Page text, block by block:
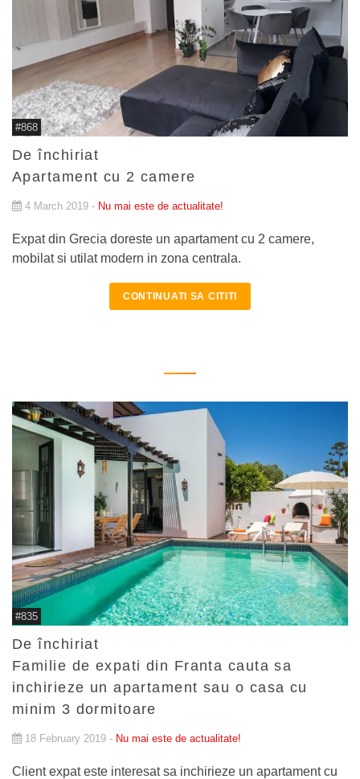
#868
De închiriat
Apartament cu 2 camere
4 March 2019 - Nu mai este de actualitate!
Expat din Grecia doreste un apartament cu 2 camere,
mobilat si utilat modern in zona centrala.
CONTINUATI SA CITITI
#835
De închiriat
Familie de expati din Franta cauta sa
inchirieze un apartament sau o casa cu
minim 3 dormitoare
18 February 2019 - Nu mai este de actualitate!
Client expat este interesat sa inchirieze un apartament cu